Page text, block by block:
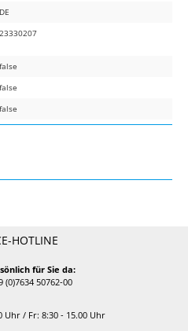
DE
23330207
false
false
false
HOTLINE
für Sie da:
(0)7634 50762-00
Uhr / Fr: 8:30 - 15.00 Uhr